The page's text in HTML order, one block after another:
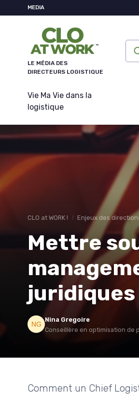
MEDIA
LE MÉDIA DES
DIRECTEURS LOGISTIQUE
Vie Ma Vie dans la
logistique
CLO at WORK ! Enjeux des
Mettre
juridiques
Nina Gregoire
Conseillère en optimisation de
Comment un Chief
Panneau de gestion des cookies